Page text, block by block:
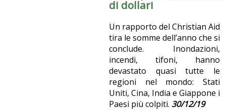
di dollari
Un rapporto del Christian Aid
tira le somme dell’anno che si
conclude. Inondazioni,
incendi, tifoni, hanno
devastato quasi tutte le
regioni nel mondo: Stati
Uniti, Cina, India e Giappone i
Paesi più colpiti. 30/12/19